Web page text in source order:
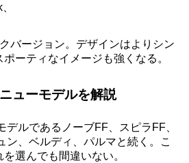
バージョン。デザインはよりシン
ーティなイメージも強くなる。
ューモデルを解説
デルであるノーブFF、スピラFF、
ン、ベルディ、パルマと続く。こ
選んでも間違いない。